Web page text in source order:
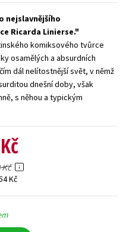
Zdraví a životní styl
nejslavnějšího
Ricarda Linierse.
komiksového tvůrce
osamělých a absurdních
dál nelítostnější svět, v němž
dnešní doby, však
s něhou a typickým
Kč
Kč